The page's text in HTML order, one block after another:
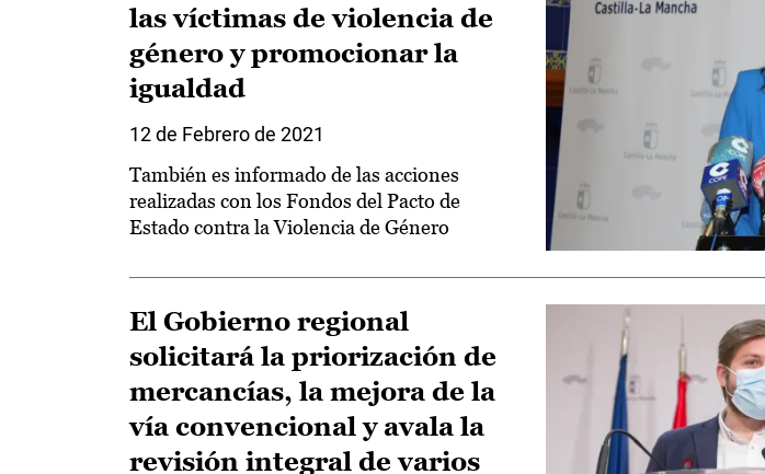
las víctimas de violencia de
género y promocionar la
igualdad
12 de Febrero de 2021
También es informado de las acciones
realizadas con los Fondos del Pacto de
Estado contra la Violencia de Género
El Gobierno regional
solicitará la priorización de
mercancías, la mejora de la
vía convencional y avala la
revisión integral de varios